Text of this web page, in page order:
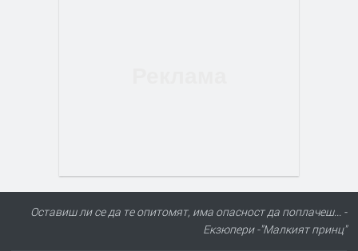
Оставиш ли се да те опитомят, има опасност да поплачеш... -
Екзюпери -"Малкият принц"